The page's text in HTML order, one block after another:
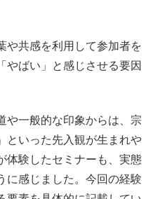
や共感を利用して参加者を
やばい」と感じさせる要因
や一般的な印象からは、宗
といった先入観が生まれや
体験したセミナーも、実態
に感じました。今回の経験